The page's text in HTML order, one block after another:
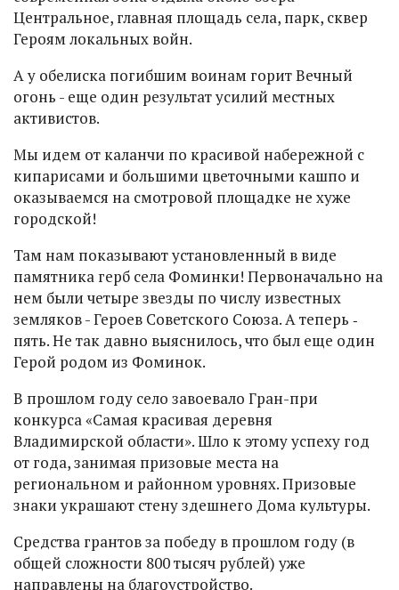
Центральное, главная площадь села, парк, сквер
Героям локальных войн.
А у обелиска погибшим воинам горит Вечный
огонь - еще один результат усилий местных
активистов.
Мы идем от каланчи по красивой набережной с
кипарисами и большими цветочными кашпо и
оказываемся на смотровой площадке не хуже
городской!
Там нам показывают установленный в виде
памятника герб села Фоминки! Первоначально на
нем были четыре звезды по числу известных
земляков - Героев Советского Союза. А теперь ‑
пять. Не так давно выяснилось, что был еще один
Герой родом из Фоминок.
В прошлом году село завоевало Гран-при
конкурса «Самая красивая деревня
Владимирской области». Шло к этому успеху год
от года, занимая призовые места на
региональном и районном уровнях. Призовые
знаки украшают стену здешнего Дома культуры.
Средства грантов за победу в прошлом году (в
общей сложности 800 тысяч рублей) уже
направлены на благоустройство.